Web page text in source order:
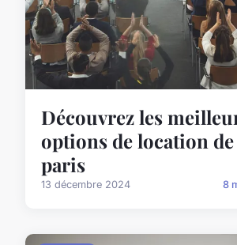
Découvrez les
options de location de
paris
13 décembre 2024 8